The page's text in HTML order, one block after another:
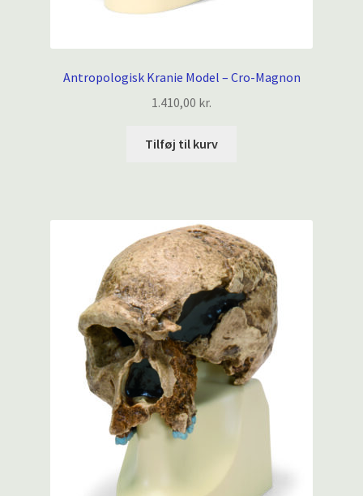
Antropologisk Kranie Model – Cro-Magnon
1.410,00 kr.
Tilføj til kurv